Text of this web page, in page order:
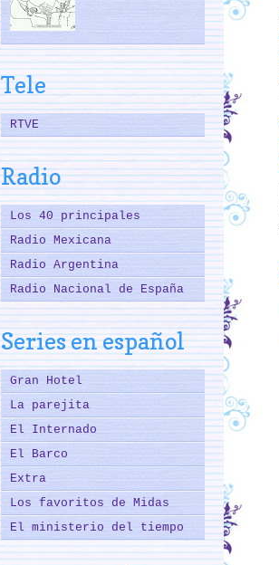
Tele
RTVE
Radio
Los 40 principales
Radio Mexicana
Radio Argentina
Radio Nacional de España
Series en español
Gran Hotel
La parejita
El Internado
El Barco
Extra
Los favoritos de Midas
El ministerio del tiempo